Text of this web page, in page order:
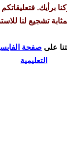
برأيك.
تشجيع لنا
على صفحة
التعليمية